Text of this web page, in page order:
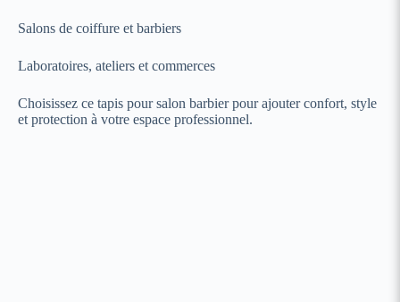
Salons de coiffure et barbiers
Laboratoires, ateliers et commerces
Choisissez ce tapis pour salon barbier pour ajouter confort, style
et protection à votre espace professionnel.